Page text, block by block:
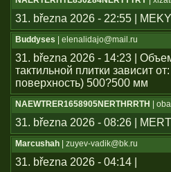
31. března 2026 - 22:55 |
Buddyses | elenalidajo@mail.ru
31. března 2026 - 14:23 |
тактильной плитки зависит
поверхность) 500?500 мм
NAEWTRER1658905NERTHRRTH |
31. března 2026 - 08:26 |
Marcushah | zuyev-vadik@bk.ru
31. března 2026 - 04:14 |